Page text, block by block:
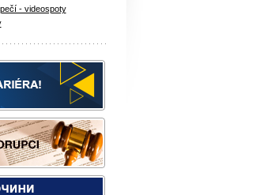
- videospoty